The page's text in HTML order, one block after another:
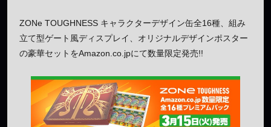
ZONe TOUGHNESS キャラクターデザイン缶全16種、組み
立て型ゲート風ディスプレイ、オリジナルデザインポスター
の豪華セットをAmazon.co.jpにて数量限定発売!!